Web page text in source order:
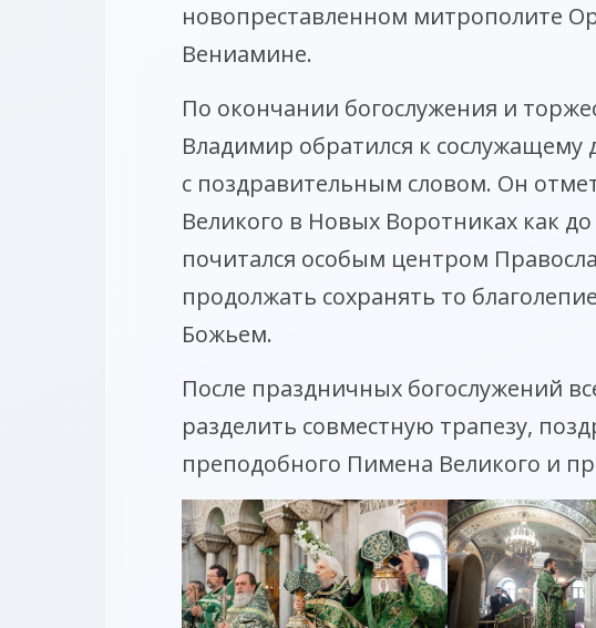
новопреставленном митрополите
Вениамине.
По окончании богослужения и
Владимир обратился к сослужащему
с поздравительным словом. Он
Великого в Новых Воротниках как
почитался особым центром
продолжать сохранять то
Божьем.
После праздничных богослужений
разделить совместную трапезу,
преподобного Пимена Великого и